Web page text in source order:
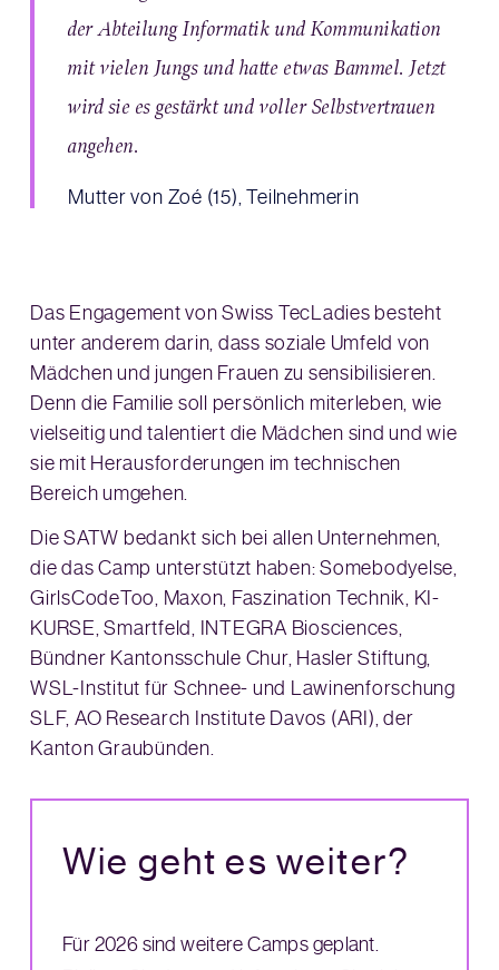
der Abteilung Informatik und Kommunikation
mit vielen Jungs und hatte etwas Bammel. Jetzt
wird sie es gestärkt und voller Selbstvertrauen
angehen.
Mutter von Zoé (15), Teilnehmerin
Das Engagement von Swiss TecLadies besteht
unter anderem darin, dass soziale Umfeld von
Mädchen und jungen Frauen zu sensibilisieren.
Denn die Familie soll persönlich miterleben, wie
vielseitig und talentiert die Mädchen sind und wie
sie mit Herausforderungen im technischen
Bereich umgehen.
Die SATW bedankt sich bei allen Unternehmen,
die das Camp unterstützt haben: Somebodyelse,
GirlsCodeToo, Maxon, Faszination Technik, KI-
KURSE, Smartfeld, INTEGRA Biosciences,
Bündner Kantonsschule Chur, Hasler Stiftung,
WSL-Institut für Schnee- und Lawinenforschung
SLF, AO Research Institute Davos (ARI), der
Kanton Graubünden.
Wie geht es weiter?
Für 2026 sind weitere Camps geplant.